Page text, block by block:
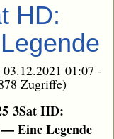
HD:
01:07 -
Zugriffe)
3Sat HD:
Eine Legende